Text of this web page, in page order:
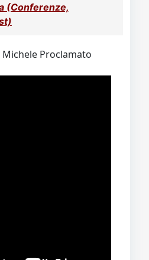
(Conferenze,
Proclamato